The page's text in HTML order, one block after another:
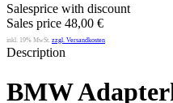
Salesprice with discount
Sales price 48,00 €
inkl. 19% MwSt. zzgl. Versandkosten
Description
BMW